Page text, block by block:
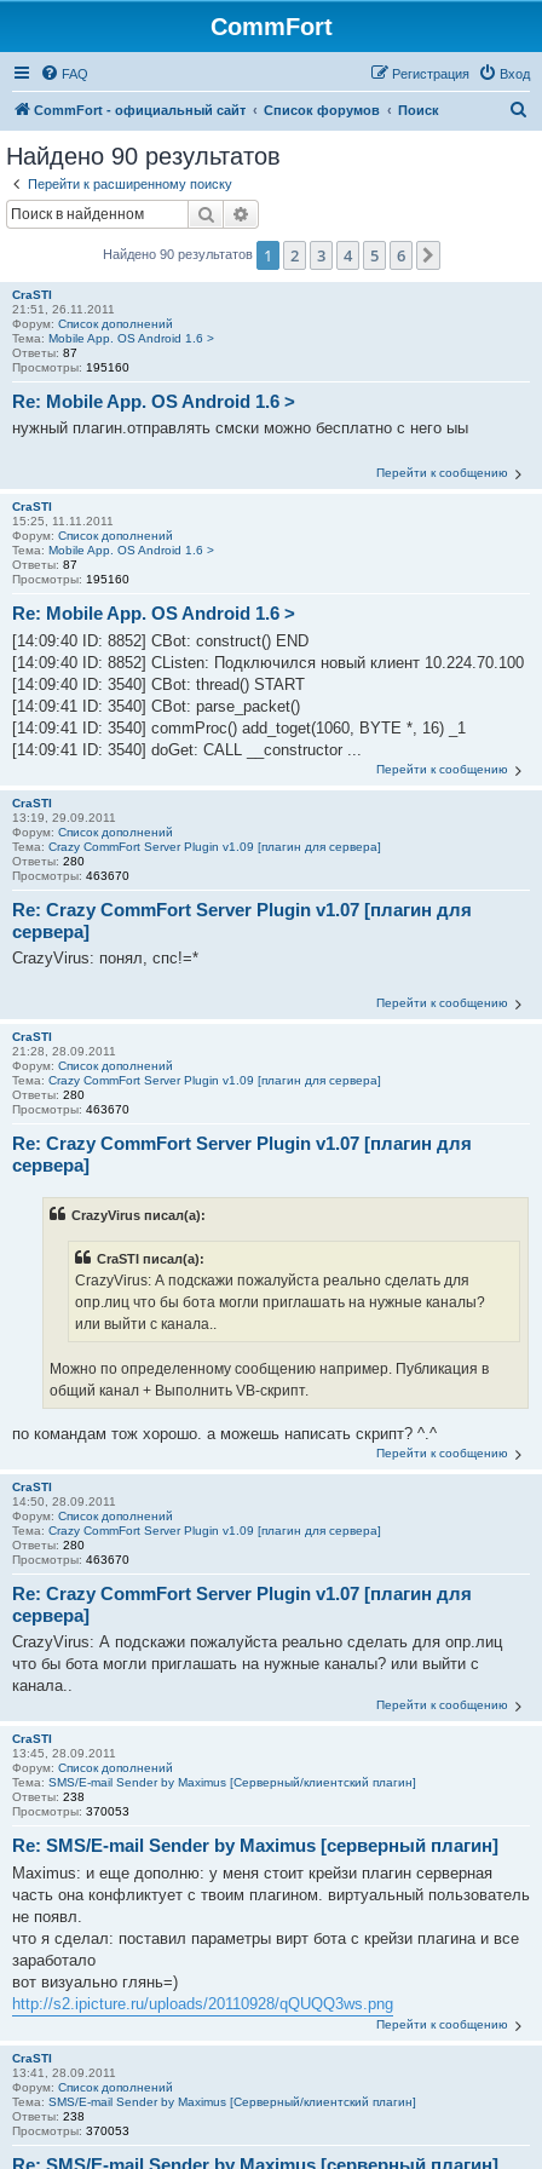
CommFort
FAQ Вход
Регистрация
CommFort - официальный сайт Список форумов Поиск
Найдено 90 результатов
Перейти к расширенному поиску
Поиск
Найдено 90 результатов 1 2 3 4 5 6
CraSTI
21:51, 26.11.2011
Форум: Список дополнений
Тема: Mobile App. OS Android 1.6 >
Ответы: 87
Просмотры: 195160
Re: Mobile App. OS Android 1.6 >
нужный плагин.отправлять смски можно бесплатно с него ыы
Перейти к сообщению
CraSTI
15:25, 11.11.2011
Форум: Список дополнений
Тема: Mobile App. OS Android 1.6 >
Ответы: 87
Просмотры: 195160
Re: Mobile App. OS Android 1.6 >
[14:09:40 ID: 8852] CBot: construct() END
[14:09:40 ID: 8852] CListen: Подключился новый клиент 10.224.70.100
[14:09:40 ID: 3540] CBot: thread() START
[14:09:41 ID: 3540] CBot: parse_packet()
[14:09:41 ID: 3540] commProc() add_toget(1060, BYTE *, 16) _1
[14:09:41 ID: 3540] doGet: CALL __constructor ...
Перейти к сообщению
CraSTI
13:19, 29.09.2011
Форум: Список дополнений
Тема: Crazy CommFort Server Plugin v1.09 [плагин для сервера]
Ответы: 280
Просмотры: 463670
Re: Crazy CommFort Server Plugin v1.07 [плагин для
сервера]
CrazyVirus: понял, спс!=*
Перейти к сообщению
CraSTI
21:28, 28.09.2011
Форум: Список дополнений
Тема: Crazy CommFort Server Plugin v1.09 [плагин для сервера]
Ответы: 280
Просмотры: 463670
Re: Crazy CommFort Server Plugin v1.07 [плагин для
сервера]
CrazyVirus писал(а):
CraSTI писал(а):
CrazyVirus: А подскажи пожалуйста реально сделать для
опр.лиц что бы бота могли приглашать на нужные каналы?
или выйти с канала..
Можно по определенному сообщению например. Публикация в
общий канал + Выполнить VB-скрипт.
по командам тож хорошо. а можешь написать скрипт? ^.^
Перейти к сообщению
CraSTI
14:50, 28.09.2011
Форум: Список дополнений
Тема: Crazy CommFort Server Plugin v1.09 [плагин для сервера]
Ответы: 280
Просмотры: 463670
Re: Crazy CommFort Server Plugin v1.07 [плагин для
сервера]
CrazyVirus: А подскажи пожалуйста реально сделать для опр.лиц
что бы бота могли приглашать на нужные каналы? или выйти с
канала..
Перейти к сообщению
CraSTI
13:45, 28.09.2011
Форум: Список дополнений
Тема: SMS/E-mail Sender by Maximus [Серверный/клиентский плагин]
Ответы: 238
Просмотры: 370053
Re: SMS/E-mail Sender by Maximus [серверный плагин]
Maximus: и еще дополню: у меня стоит крейзи плагин серверная
часть она конфликтует с твоим плагином. виртуальный пользователь
не появл.
что я сделал: поставил параметры вирт бота с крейзи плагина и все
заработало
вот визуально глянь=)
http://s2.ipicture.ru/uploads/20110928/qQUQQ3ws.png
Перейти к сообщению
CraSTI
13:41, 28.09.2011
Форум: Список дополнений
Тема: SMS/E-mail Sender by Maximus [Серверный/клиентский плагин]
Ответы: 238
Просмотры: 370053
Re: SMS/E-mail Sender by Maximus [серверный плагин]